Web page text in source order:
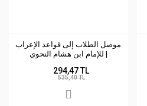
موصل الطلاب إلى قواعد الإعراب
للإمام ابن هشام النحوي |
294,47 TL
535,40 TL